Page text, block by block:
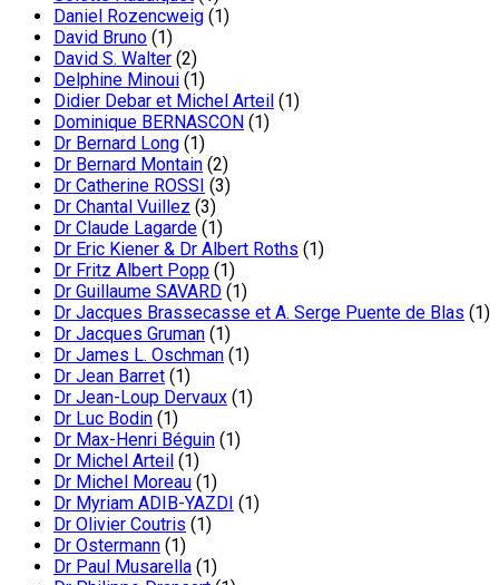
Daniel Rozencweig (1)
David Bruno (1)
David S. Walter (2)
Delphine Minoui (1)
Didier Debar et Michel Arteil (1)
Dominique BERNASCON (1)
Dr Bernard Long (1)
Dr Bernard Montain (2)
Dr Catherine ROSSI (3)
Dr Chantal Vuillez (3)
Dr Claude Lagarde (1)
Dr Eric Kiener & Dr Albert Roths (1)
Dr Fritz Albert Popp (1)
Dr Guillaume SAVARD (1)
Dr Jacques Brassecasse et A. Serge Puente de Blas (1)
Dr Jacques Gruman (1)
Dr James L. Oschman (1)
Dr Jean Barret (1)
Dr Jean-Loup Dervaux (1)
Dr Luc Bodin (1)
Dr Max-Henri Béguin (1)
Dr Michel Arteil (1)
Dr Michel Moreau (1)
Dr Myriam ADIB-YAZDI (1)
Dr Olivier Coutris (1)
Dr Ostermann (1)
Dr Paul Musarella (1)